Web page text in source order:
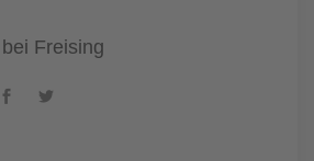
Freising